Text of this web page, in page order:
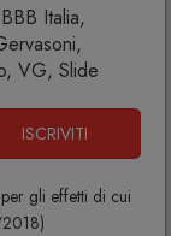
Italia,
VG, Slide
ISCRIVITI
gli effetti di cui